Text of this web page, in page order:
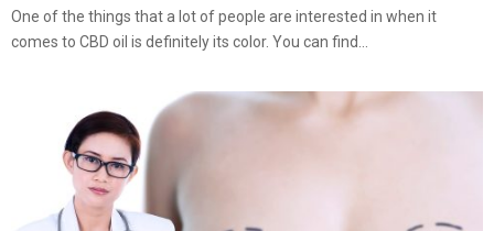
One of the things that a lot of people are interested in when it
comes to CBD oil is definitely its color. You can find...